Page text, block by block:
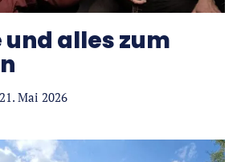
alles zum
21. Mai 2026